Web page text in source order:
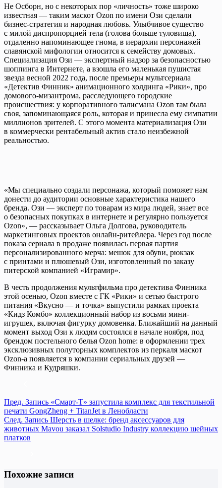
Не Осборн, но с некоторых пор «личность» тоже широко
известная — таким маскот Ozon по имени Ози сделали
бизнес-стратегия и народная любовь. Улыбчивое существо
с милой диспропорцией тела (голова больше туловища),
отдаленно напоминающее гнома, в иерархии персонажей
славянской мифологии относится к семейству домовых.
Специализация Ози — экспертный надзор за безопасностью
шоппинга в Интернете, а взошла его маленькая пушистая
звезда весной 2022 года, после премьеры мультсериала
«Детектив Финник» анимационного холдинга «Рики», про
домового-мизантрома, расследующего городские
происшествия: у корпоративного талисмана Ozon там была
своя, запоминающаяся роль, которая и принесла ему симпатии
миллионов зрителей. С этого момента материализация Ози
в коммерчески рентабельный актив стало неизбежной
реальностью.
«Мы специально создали персонажа, который поможет нам
донести до аудитории основные характеристика нашего
бренда. Ози — эксперт по товарам из мира людей, знает все
о безопасных покупках в интернете и регулярно пользуется
Ozon», — рассказывает Ольга Долгова, руководитель
маркетинговых проектов онлайн-ритейлера. Через год после
показа сериала в продаже появилась первая партия
персонализированного мерча: мешок для обуви, рюкзак
с принтами и плюшевый Ози, изготовленный по заказу
питерской компанией «Играмир».
В честь продолжения мультфильма про детектива Финника
этой осенью, Ozon вместе с ГК «Рики» и сетью быстрого
питания «Вкусно — и точка» выпустили рамках проекта
«Кидз Комбо» коллекционный набор из восьми мини-
игрушек, включая фигурку домовенка. Ближайший на данный
момент выход Ози к людям состоялся в начале ноября, под
брендом постельного белья Ozon home: в оформлении трех
эксклюзивных полуторных комплектов из перкаля маскот
Ozon-а появляется в компании сериальных друзей —
Финника и Кудряшки.
Пред. Запись «Смарт-Т» запустила комплекс для текстильной
печати GongZheng + TitanJet в Ленобласти
След. Запись Шерсть в шелке: бренд аксессуаров для
животных Mavou заказал Solstudio Industry коллекцию шейных
платков
Похожие записи